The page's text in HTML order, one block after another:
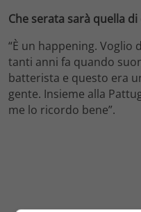
Che serata sarà quella di
“È un happening. Voglio
tanti anni fa quando
batterista e questo era
gente. Insieme alla
me lo ricordo bene”.